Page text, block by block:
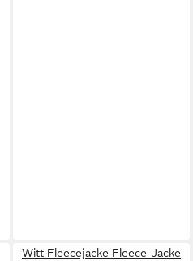
Witt Fleecejacke Fleece-Jacke